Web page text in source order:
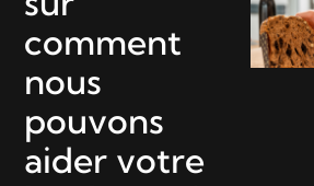
comment
nous
pouvons
aider votre